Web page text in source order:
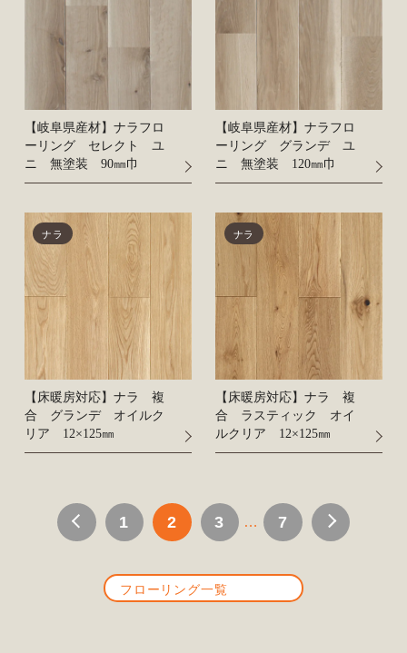
【岐阜県産材】ナラフロ
ーリング セレクト ユ
ニ 無塗装 90㎜巾
【岐阜県産材】ナラフロ
ーリング グランデ ユ
ニ 無塗装 120㎜巾
ナラ
【床暖房対応】ナラ 複
合 グランデ オイルク
リア 12×125㎜
ナラ
【床暖房対応】ナラ 複
合 ラスティック オイ
ルクリア 12×125㎜
1 2 3 … 7
フローリング一覧